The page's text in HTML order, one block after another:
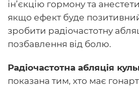
ін’єкцію гормону та
якщо ефект буде
зробити радіочастотну
позбавлення від болю.
Радіочастотна абляція
показана тим, хто має